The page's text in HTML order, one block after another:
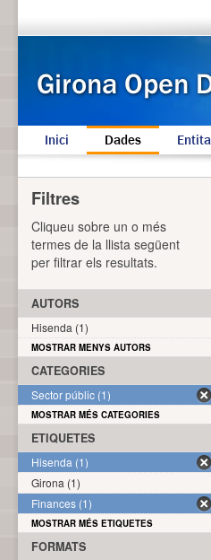
Inici Dades
Filtres
Cliqueu sobre un o més
termes de la llista següent
per filtrar els resultats.
AUTORS
Hisenda (1)
MOSTRAR MENYS AUTORS
CATEGORIES
Sector públic (1)
MOSTRAR MÉS CATEGORIES
ETIQUETES
Hisenda (1)
Girona (1)
Finances (1)
MOSTRAR MÉS ETIQUETES
FORMATS